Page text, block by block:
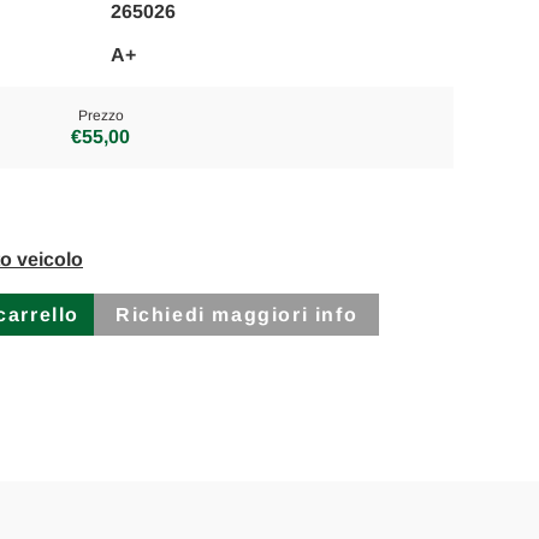
A+
265026
Prezzo
€55,00
veicolo
Richiedi maggiori info